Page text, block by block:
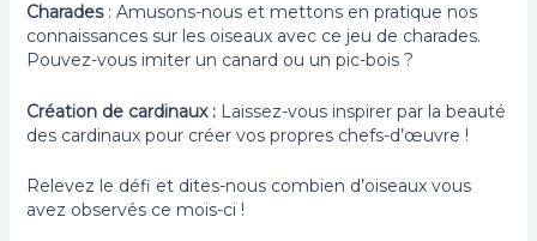
Charades : Amusons-nous et mettons en pratique nos
connaissances sur les oiseaux avec ce jeu de charades.
Pouvez-vous imiter un canard ou un pic-bois ?
Création de cardinaux : Laissez-vous inspirer par la beauté
des cardinaux pour créer vos propres chefs-d’œuvre !
Relevez le défi et dites-nous combien d’oiseaux vous
avez observés ce mois-ci !